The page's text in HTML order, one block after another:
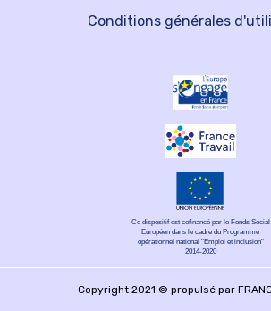
Conditions générales
Ce dispositif est cofinancé par le Fonds Social
Européen dans le cadre du Programme
opérationnel national "Emploi et inclusion"
2014-2020
Copyright 2021 © propulsé par